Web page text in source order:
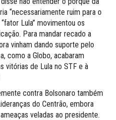
“necessariamente ruim para o
Lula” movimentou os
Para mandar recado a
vinham dando suporte pelo
como a Globo, acabaram
vitórias de Lula no STF e à
contra Bolsonaro também
do Centrão, embora
veladas ao presidente.